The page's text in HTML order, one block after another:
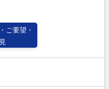
ご要望・